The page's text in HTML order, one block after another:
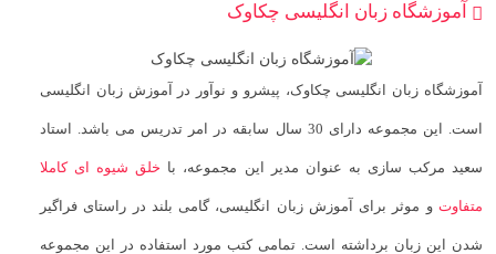
آموزشگاه زبان انگلیسی چکاوک
آموزشگاه زبان انگلیسی چکاوک، پیشرو و نوآور در آموزش زبان انگلیسی
است. این مجموعه دارای 30 سال سابقه در امر تدریس می باشد. استاد
سعید مرکب سازی به عنوان مدیر این مجموعه، با خلق شیوه ای کاملا
متفاوتو موثر برای آموزش زبان انگلیسی، گامی بلند در راستای فراگیر
شدن این زبان برداشته است. تمامی کتب مورد استفاده در این مجموعه